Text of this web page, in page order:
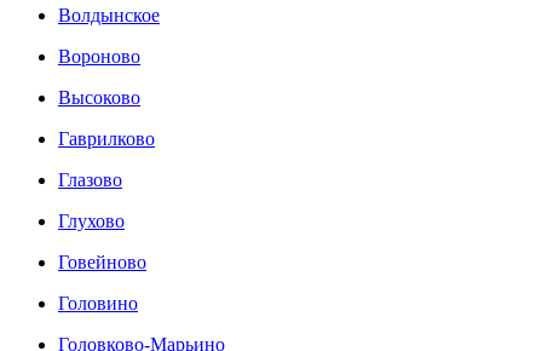
Волдынское
Вороново
Высоково
Гаврилково
Глазово
Глухово
Говейново
Головино
Головково-Марьино